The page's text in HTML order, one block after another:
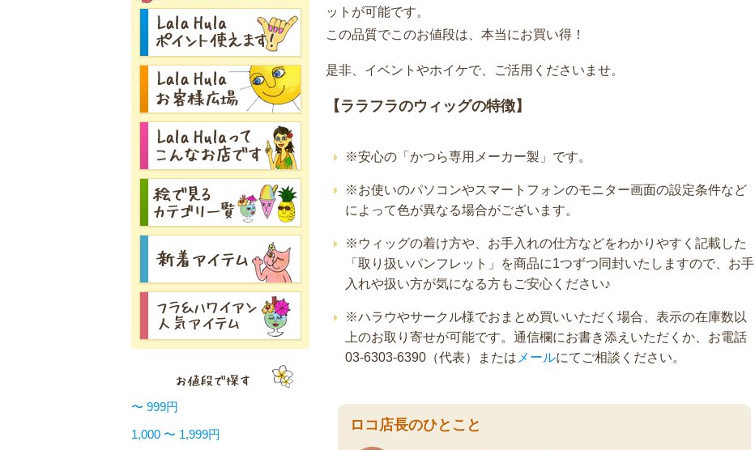
ットが可能です。
この品質でこのお値段は、本当にお買い得！
是非、イベントやホイケで、ご活用くださいませ。
【ララフラのウィッグの特徴】
※安心の「かつら専用メーカー製」です。
※お使いのパソコンやスマートフォンのモニター画面の設定条件など
によって色が異なる場合がございます。
※ウィッグの着け方や、お手入れの仕方などをわかりやすく記載した
「取り扱いパンフレット」を商品に1つずつ同封いたしますので、お手
入れや扱い方が気になる方もご安心ください♪
※ハラウやサークル様でおまとめ買いいただく場合、表示の在庫数以
上のお取り寄せが可能です。通信欄にお書き添えいただくか、お電話
03-6303-6390 （代表）または メールにてご相談ください。
ロコ店長のひとこと
〜 999円
1,000 〜 1,999円